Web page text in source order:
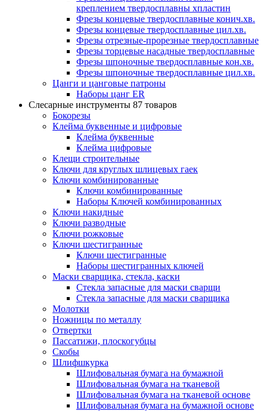
креплением твердосплавны хпластин
Фрезы концевые твердосплавные конич.хв.
Фрезы концевые твердосплавные цил.хв.
Фрезы отрезные-прорезные твердосплавные
Фрезы торцевые насадные твердосплавные
Фрезы шпоночные твердосплавные кон.хв.
Фрезы шпоночные твердосплавные цил.хв.
Цанги и цанговые патроны
Наборы цанг ER
Слесарные инструменты 87 товаров
Бокорезы
Клейма буквенные и цифровые
Клейма буквенные
Клейма цифровые
Клещи строительные
Ключи для круглых шлицевых гаек
Ключи комбинированные
Ключи комбинированные
Наборы Ключей комбинированных
Ключи накидные
Ключи разводные
Ключи рожковые
Ключи шестигранные
Ключи шестигранные
Наборы шестигранных ключей
Маски сварщика, стекла, каски
Стекла запасные для маски сварщи
Стекла запасные для маски сварщика
Молотки
Ножницы по металлу
Отвертки
Пассатижи, плоскогубцы
Скобы
Шлифшкурка
Шлифовальная бумага на бумажной
Шлифовальная бумага на тканевой
Шлифовальная бумага на тканевой основе
Шлифовальная бумага на бумажной основе